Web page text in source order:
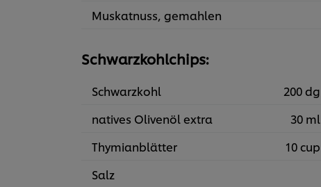
Muskatnuss, gemahlen
Schwarzkohlchips:
Schwarzkohl
200 dg
natives Olivenöl extra
30 ml
Thymianblätter
10 cup
Salz